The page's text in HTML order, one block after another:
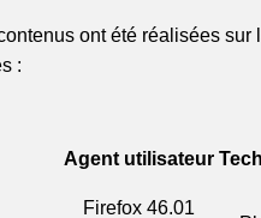
ont été réalisées
:
Agent utilisateur
Firefox 46.01